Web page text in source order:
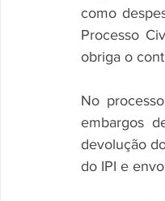
como
Processo
obriga o
No
embargos
devolução
do IPI e